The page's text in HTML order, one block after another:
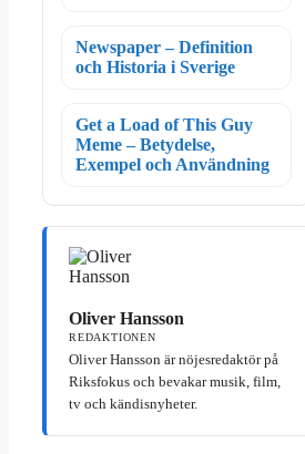
Newspaper – Definition
och Historia i Sverige
Get a Load of This Guy
Meme – Betydelse,
Exempel och Användning
Oliver Hansson
REDAKTIONEN
Oliver Hansson är nöjesredaktör på
Riksfokus och bevakar musik, film,
tv och kändisnyheter.